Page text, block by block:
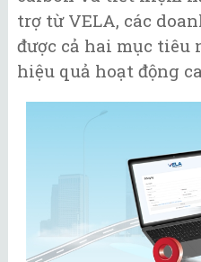
trợ từ VELA, các
được cả hai mục
hiệu quả hoạt động